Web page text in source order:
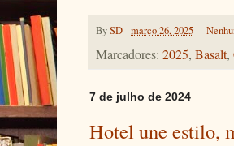
BySD-março 26, 2025
Marcadores: 2025, Basalt,
7 de julho de 2024
Hotel une estilo,